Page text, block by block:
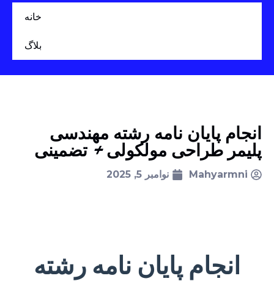
خانه
بلاگ
انجام پایان نامه رشته مهندسی
پلیمر طراحی مولکولی + تضمینی
Mahyarmni نوامبر 5, 2025
انجام پایان نامه رشته